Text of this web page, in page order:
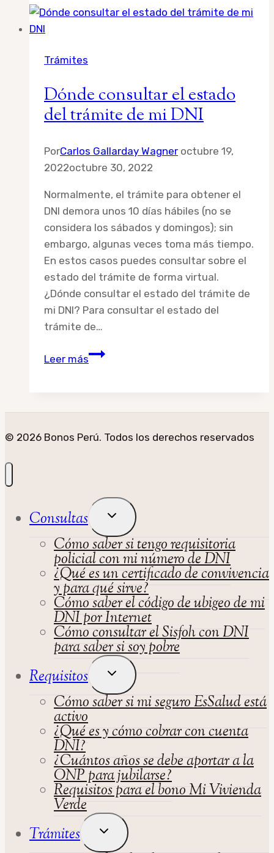
trámite
en
2025?
Trámites
Dónde consultar el estado
del trámite de mi DNI
PorCarlos Gallarday Wagner octubre 19,
2022octubre 30, 2022
Normalmente, el trámite para obtener el
DNI demora unos 10 días hábiles (no se
considera los sábados y domingos); sin
embargo, algunas veces toma más tiempo.
En estos casos puedes consultar sobre el
estado del trámite de forma virtual.
¿Dónde consultar el estado del trámite de
mi DNI? Para consultar el estado del
trámite de…
Leer másDónde
trámite
© 2026 Bonos Perú. Todos los derechos reservados
Consultas
Alternar
Menú
Hijo
Cómo saber si tengo requisitoria
policial con mi número de DNI
¿Qué es un certificado de convivencia
y para qué sirve?
Cómo saber el código de ubigeo de mi
DNI por Internet
Cómo consultar el Sisfoh con DNI
para saber si soy pobre
Requisitos
Alternar
Menú
Hijo
Cómo saber si mi seguro EsSalud está
activo
¿Qué es y cómo cobrar con cuenta
DNI?
¿Cuántos años se debe aportar a la
ONP para jubilarse?
Requisitos para el bono Mi Vivienda
Verde
Trámites
Alternar
Menú